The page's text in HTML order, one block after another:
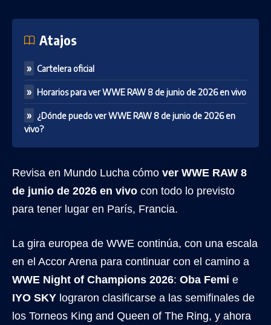
Atajos
Cartelera oficial
Horarios para ver WWE RAW 8 de junio de 2026 en vivo
¿Dónde puedo ver WWE RAW 8 de junio de 2026 en
vivo?
Revisa en Mundo Lucha cómo ver WWE RAW 8
de junio de 2026 en vivo con todo lo previsto
para tener lugar en París, Francia.
La gira europea de WWE continúa, con una escala
en el Accor Arena para continuar con el camino a
WWE Night of Champions 2026: Oba Femi e
IYO SKY lograron clasificarse a las semifinales de
los Torneos King and Queen of The Ring, y ahora